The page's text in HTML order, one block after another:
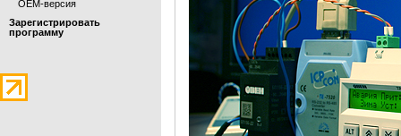
OEM-версия
Зарегистрировать
программу